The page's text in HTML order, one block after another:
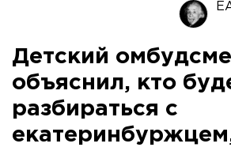
Детский
объяснил, кто
разбираться с